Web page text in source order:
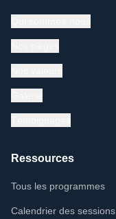
Ressources
Tous les programmes
Calendrier des sessions